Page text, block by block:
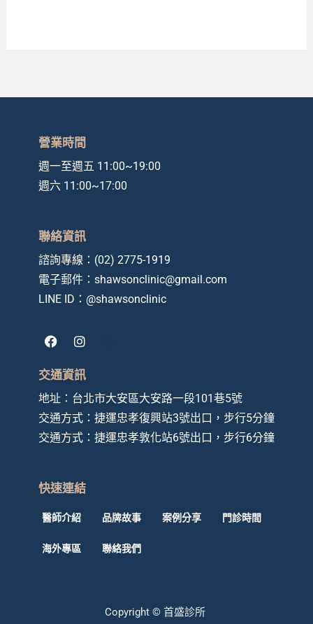
營業時間
週一至週五 11:00~19:00
週六 11:00~17:00
聯絡資訊
諮詢專線： (02) 2775-1919
電子郵件： shawsonclinic@gmail.com
LINE ID： @shawsonclinic
F
a
e
b
o
o
k
I
n
t
a
g
r
a
m
交通資訊
地址： 台北市大安區大安路一段101巷5號
交通方式：捷運忠孝復興站3號出口，步行5分鐘
交通方式： 捷運忠孝敦化站6號出口，步行6分鐘
快速連結
醫師介紹 品牌故事 案例分享 門診時間
海外專區 聯絡我們
Copyright © 首盛診所